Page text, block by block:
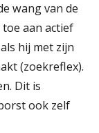
wang van de
aan actief
hij met zijn
(zoekreflex).
Dit is
ook zelf